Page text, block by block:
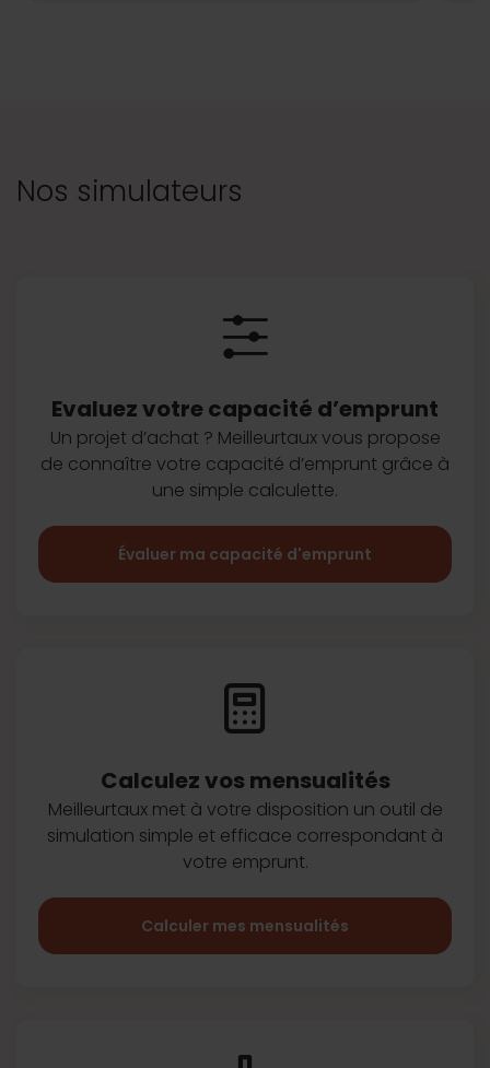
Nos simulateurs
Evaluez votre capacité d’emprunt
Un projet d’achat ? Meilleurtaux vous propose
de connaître votre capacité d’emprunt grâce à
une simple calculette.
Évaluer ma capacité d'emprunt
Calculez vos mensualités
Meilleurtaux met à votre disposition un outil de
simulation simple et efficace correspondant à
votre emprunt.
Calculer mes mensualités